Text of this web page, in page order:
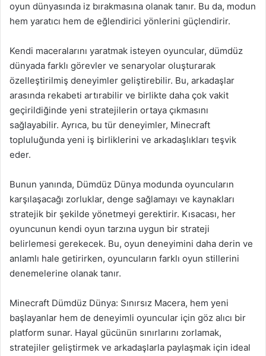
oyun dünyasında iz bırakmasına olanak tanır. Bu da, modun
hem yaratıcı hem de eğlendirici yönlerini güçlendirir.
Kendi maceralarını yaratmak isteyen oyuncular, dümdüz
dünyada farklı görevler ve senaryolar oluşturarak
özelleştirilmiş deneyimler geliştirebilir. Bu, arkadaşlar
arasında rekabeti artırabilir ve birlikte daha çok vakit
geçirildiğinde yeni stratejilerin ortaya çıkmasını
sağlayabilir. Ayrıca, bu tür deneyimler, Minecraft
topluluğunda yeni iş birliklerini ve arkadaşlıkları teşvik
eder.
Bunun yanında, Dümdüz Dünya modunda oyuncuların
karşılaşacağı zorluklar, denge sağlamayı ve kaynakları
stratejik bir şekilde yönetmeyi gerektirir. Kısacası, her
oyuncunun kendi oyun tarzına uygun bir strateji
belirlemesi gerekecek. Bu, oyun deneyimini daha derin ve
anlamlı hale getirirken, oyuncuların farklı oyun stillerini
denemelerine olanak tanır.
Minecraft Dümdüz Dünya: Sınırsız Macera, hem yeni
başlayanlar hem de deneyimli oyuncular için göz alıcı bir
platform sunar. Hayal gücünün sınırlarını zorlamak,
stratejiler geliştirmek ve arkadaşlarla paylaşmak için ideal